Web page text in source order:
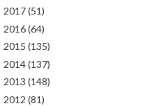
2017(51)
2016(64)
2015 (135)
2014(137)
2013 (148)
2012 (81)